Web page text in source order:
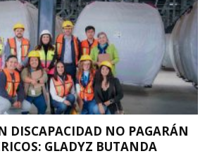
DISCAPACIDAD NO PAGARÁN
GLADYZ BUTANDA